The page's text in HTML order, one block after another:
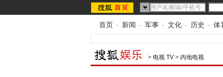
首页 - 新闻 - 军事 - 文化 - 历史 - 体
> 电视 TV > 内地电视